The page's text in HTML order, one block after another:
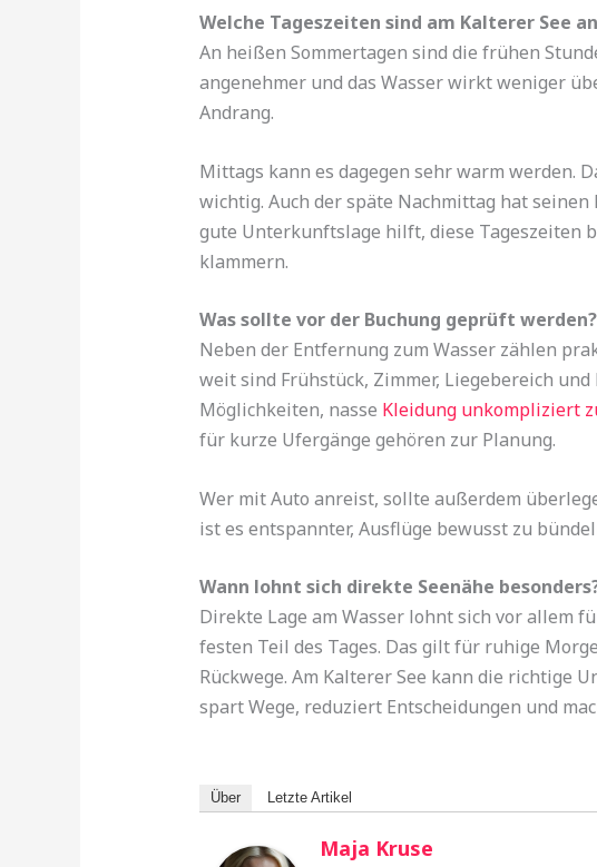
Welche Tageszeiten sind am Kalterer See
An heißen Sommertagen sind die frühen
angenehmer und das Wasser wirkt weniger
Andrang.
Mittags kann es dagegen sehr warm werden.
wichtig. Auch der späte Nachmittag hat
gute Unterkunftslage hilft, diese Tageszeiten
klammern.
Was sollte vor der Buchung geprüft werden?
Neben der Entfernung zum Wasser zählen
weit sind Frühstück, Zimmer, Liegebereich
Möglichkeiten, nasse Kleidung unkompliziert
für kurze Ufergänge gehören zur Planung.
Wer mit Auto anreist, sollte außerdem
ist es entspannter, Ausflüge bewusst zu
Wann lohnt sich direkte Seenähe
Direkte Lage am Wasser lohnt sich vor allem
festen Teil des Tages. Das gilt für ruhige
Rückwege. Am Kalterer See kann die richtige
spart Wege, reduziert Entscheidungen und
Über Letzte Artikel
Maja Kruse